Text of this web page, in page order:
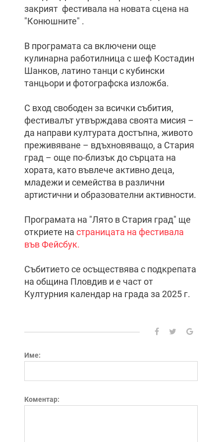
закрият фестивала на новата сцена на
"Конюшните" .
В програмата са включени още
кулинарна работилница с шеф Костадин
Шанков, латино танци с кубински
танцьори и фотографска изложба.
С вход свободен за всички събития,
фестивалът утвърждава своята мисия –
да направи културата достъпна, живото
преживяване – вдъхновяващо, а Стария
град – още по-близък до сърцата на
хората, като въвлече активно деца,
младежи и семейства в различни
артистични и образователни активности.
Програмата на "Лято в Стария град" ще
откриете на страницата на фестивала
във Фейсбук.
Събитието се осъществява с подкрепата
на община Пловдив и е част от
Културния календар на града за 2025 г.
Име:
Коментар: